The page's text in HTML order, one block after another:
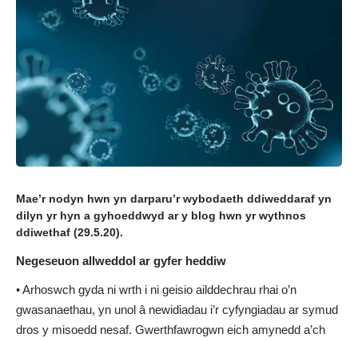
Mae’r nodyn hwn yn darparu’r wybodaeth ddiweddaraf yn
dilyn yr hyn a gyhoeddwyd ar y blog hwn yr wythnos
ddiwethaf (29.5.20).
Negeseuon allweddol ar gyfer heddiw
• Arhoswch gyda ni wrth i ni geisio ailddechrau rhai o’n
gwasanaethau, yn unol â newidiadau i’r cyfyngiadau ar symud
dros y misoedd nesaf. Gwerthfawrogwn eich amynedd a’ch